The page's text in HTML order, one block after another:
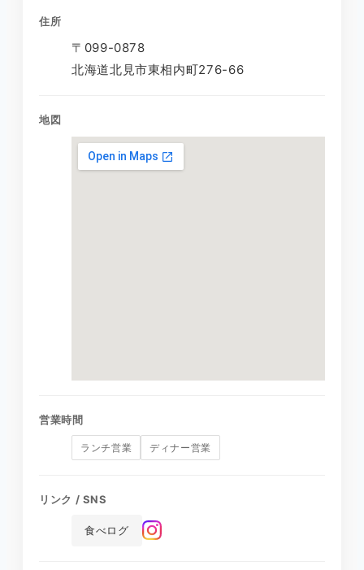
住所
〒099-0878
北海道北見市東相内町276-66
地図
営業時間
ランチ営業 ディナー営業
リンク / SNS
食べログ